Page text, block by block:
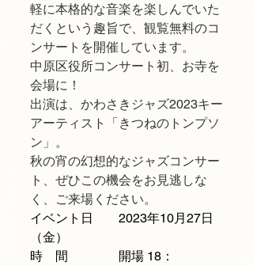
軽に本格的な音楽を楽しんでいた
だくという趣旨で、観覧無料のコ
ンサートを開催しています。
中原区役所コンサート初、お寺を
会場に！
出演は、かわさきジャズ2023キー
アーティスト「きつねのトンプソ
ン」。
秋の宵の幻想的なジャズコンサー
ト、ぜひこの機会をお見逃しな
く、ご来場ください。
イベント日　　2023年10月27日
（金）
時　間　　　　開場 18：